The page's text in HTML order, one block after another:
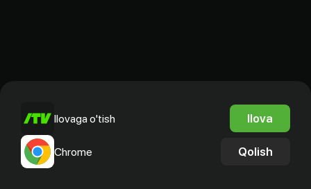
Ilovaga o'tish Ilova
Chrome Qolish